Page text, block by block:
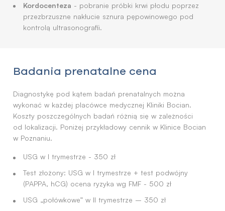
Kordocenteza - pobranie próbki krwi płodu poprzez
przezbrzuszne nakłucie sznura pępowinowego pod
kontrolą ultrasonografii.
Badania prenatalne cena
Diagnostykę pod kątem badań prenatalnych można
wykonać w każdej placówce medycznej Kliniki Bocian.
Koszty poszczególnych badań różnią się w zależności
od lokalizacji. Poniżej przykładowy cennik w Klinice Bocian
w Poznaniu.
USG w I trymestrze - 350 zł
Test złożony: USG w I trymestrze + test podwójny
(PAPPA, hCG) ocena ryzyka wg FMF - 500 zł
USG „połówkowe” w II trymestrze – 350 zł